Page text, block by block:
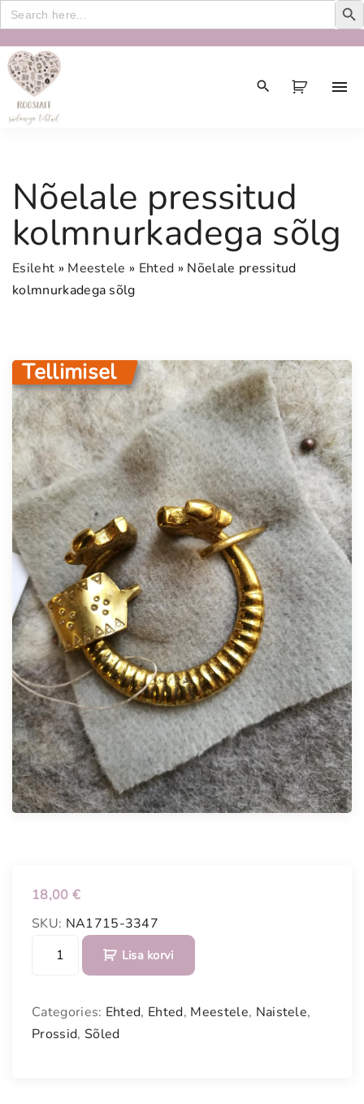
Search
for:
Nõelale pressitud
kolmnurkadega sõlg
Esileht » Meestele » Ehted » Nõelale pressitud
kolmnurkadega sõlg
Tellimisel
18,00 €
SKU: NA1715-3347
l
a
Lisa korvi
Categories: Ehted, Ehted, Meestele, Naistele,
Prossid, Sõled